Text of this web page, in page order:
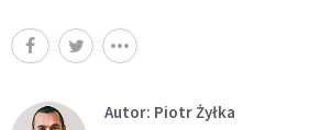
Autor: Piotr Żyłka